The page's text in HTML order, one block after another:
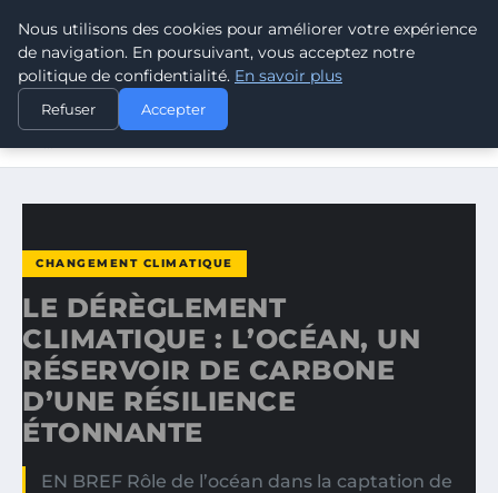
CLIMATE RESPONSE BLOG
ACCUEIL
CHANGEMENT CLIMATIQUE
LE DÉRÈGLEMENT CLIMATIQUE : L’OCÉAN, UN RÉSERVOIR
CHANGEMENT CLIMATIQUE
LE DÉRÈGLEMENT
CLIMATIQUE : L’OCÉAN, UN
RÉSERVOIR DE CARBONE
D’UNE RÉSILIENCE
ÉTONNANTE
EN BREF Rôle de l’océan dans la captation de
Nous utilisons des cookies pour améliorer votre expérience
de navigation. En poursuivant, vous acceptez notre
politique de confidentialité. En savoir plus
Refuser Accepter